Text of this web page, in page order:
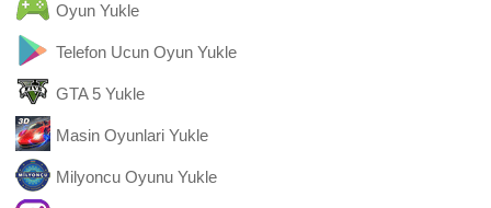
Oyun Yukle
Telefon Ucun Oyun Yukle
GTA 5 Yukle
Masin Oyunlari Yukle
Milyoncu Oyunu Yukle